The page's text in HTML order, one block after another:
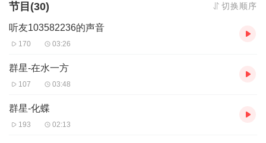
节目(30) 切换顺序
听友103582236的声音
170 03:26
群星-在水一方
107 03:48
群星-化蝶
193 02:13